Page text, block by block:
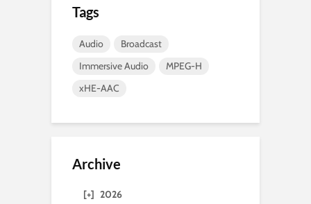
Tags
Audio
Broadcast
Immersive Audio
MPEG-H
xHE-AAC
Archive
[+] 2026